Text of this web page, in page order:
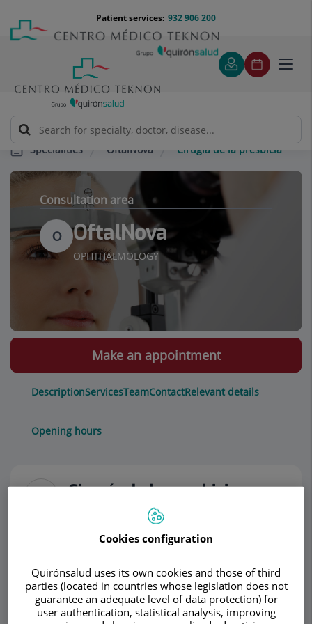
content
Menú
teléfono
cabecera
932 906 200
Patient services:
Specialities OftalNova Cirugía de la presbicia
Consultation area
O OftalNova
OPHTHALMOLOGY
DescriptionServicesTeamContactRelevant details
Opening hours
Make an appointment
Cirugía de la presbicia
El cristalino es una lente elástica que cambia de
forma por contracción de un músculo (músculo
ciliar) y nos permite enfocar objetos que se nos
van acercando (acomodación). A medida que las
imágenes se van acercando, el músculo ciliar se
tensa y el cristalino aumenta su diámetro
Cookies configuration
Quirónsalud uses its own cookies and those of third
parties (located in countries whose legislation does not
guarantee an adequate level of data protection) for
user authentication, statistical analysis, improving